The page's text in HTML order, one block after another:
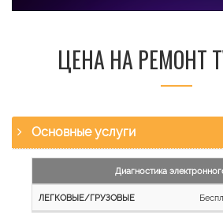
ЦЕНА НА РЕМОНТ
Основные услуги
работы
Легковые
Диагностика